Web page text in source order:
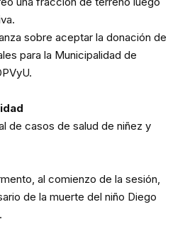
sobre aceptar la donación de
para la Municipalidad de
de casos de salud de niñez y
al comienzo de la sesión,
de la muerte del niño Diego